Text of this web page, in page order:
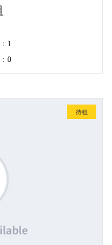
1
0
待租